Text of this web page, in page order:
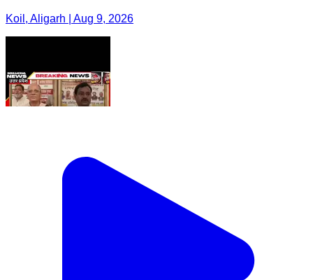
Koil, Aligarh | Aug 9, 2026